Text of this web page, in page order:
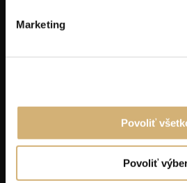
Marketing
Povoliť
Povoliť